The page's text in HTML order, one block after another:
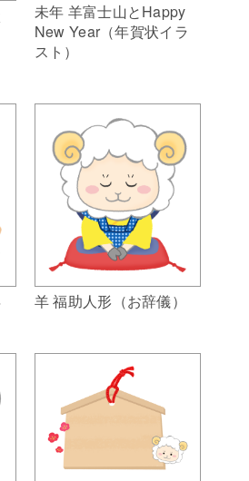
未年 羊富士山とHappy
New Year（年賀状イラ
スト）
羊 福助人形（お辞儀）